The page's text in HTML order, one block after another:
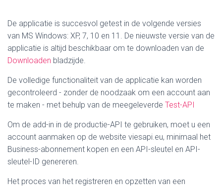
De applicatie is succesvol getest in de volgende versies
van MS Windows: XP, 7, 10 en 11. De nieuwste versie van de
applicatie is altijd beschikbaar om te downloaden van de
Downloaden bladzijde.
De volledige functionaliteit van de applicatie kan worden
gecontroleerd - zonder de noodzaak om een account aan
te maken - met behulp van de meegeleverde Test-API
Om de add-in in de productie-API te gebruiken, moet u een
account aanmaken op de website viesapi.eu, minimaal het
Business-abonnement kopen en een API-sleutel en API-
sleutel-ID genereren.
Het proces van het registreren en opzetten van een